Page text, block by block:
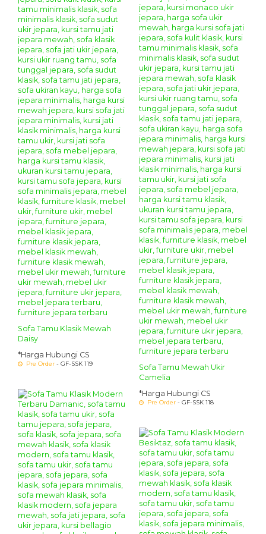
Sofa Tamu Klasik Mewah
Daisy
*Harga Hubungi CS
Pre Order - GF-SSK 119
Sofa Tamu Mewah Ukir
Camelia
*Harga Hubungi CS
Pre Order - GF-SSK 118